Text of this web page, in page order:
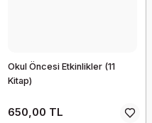
Okul Öncesi Etkinlikler (11
Kitap)
650,00 TL